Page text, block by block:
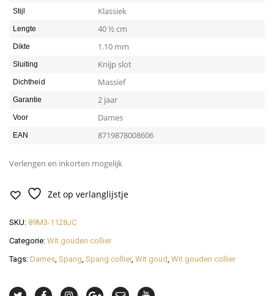
Stijl Klassiek
Lengte 40 ½ cm
Dikte 1.10 mm
Sluiting Knijp slot
Dichtheid Massief
Garantie 2 jaar
Voor Dames
EAN 8719878008606
Verlengen en inkorten mogelijk
Zet op verlanglijstje
SKU: 89M3-1128JC
Categorie: Wit gouden collier
Tags: Dames, Spang, Spang collier, Wit goud, Wit gouden collier